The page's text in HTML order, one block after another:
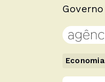
Economia